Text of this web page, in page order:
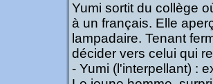
Yumi sortit du collège
à un français. Elle
lampadaire. Tenant
décider vers celui qui
- Yumi (l'interpellant) :